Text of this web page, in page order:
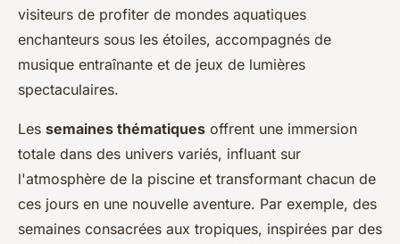
visiteurs de profiter de mondes aquatiques
enchanteurs sous les étoiles, accompagnés de
musique entraînante et de jeux de lumières
spectaculaires.
Les semaines thématiques offrent une immersion
totale dans des univers variés, influant sur
l'atmosphère de la piscine et transformant chacun de
ces jours en une nouvelle aventure. Par exemple, des
semaines consacrées aux tropiques, inspirées par des